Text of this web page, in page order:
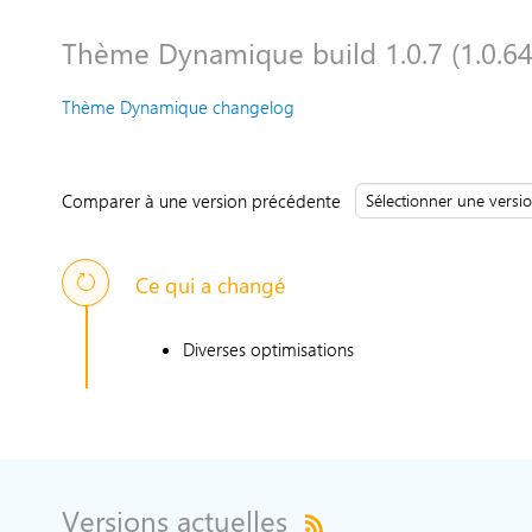
Thème Dynamique build 1.0.7
Thème Dynamique changelog
Comparer à une version précédente
Ce qui a changé
Diverses optimisations
Versions actuelles